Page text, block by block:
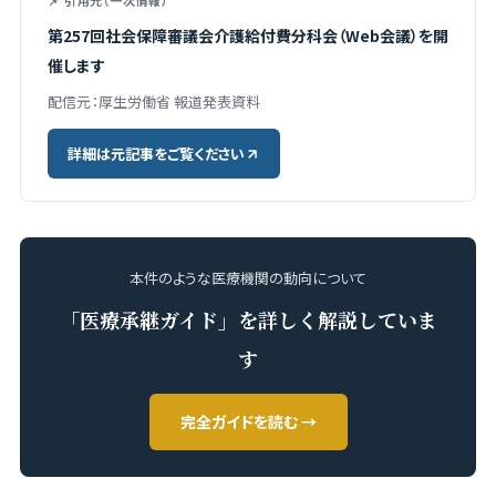
第257回社会保障審議会介護給付費分科会（Web会議）を開
催します
配信元：厚生労働省 報道発表資料
詳細は元記事をご覧ください
本件のような医療機関の動向について
「医療承継ガイド」を詳しく解説していま
す
完全ガイドを読む →